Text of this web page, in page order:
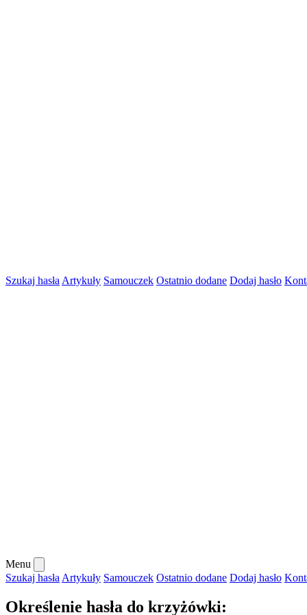
Szukaj hasła Artykuły Samouczek Ostatnio dodane Dodaj hasło
Menu
Szukaj hasła Artykuły Samouczek Ostatnio dodane Dodaj hasło
Określenie hasła do krzyżówki: